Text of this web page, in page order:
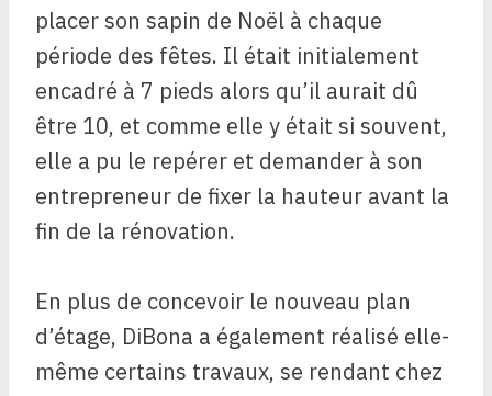
placer son sapin de Noël à chaque
période des fêtes. Il était initialement
encadré à 7 pieds alors qu’il aurait dû
être 10, et comme elle y était si souvent,
elle a pu le repérer et demander à son
entrepreneur de fixer la hauteur avant la
fin de la rénovation.
En plus de concevoir le nouveau plan
d’étage, DiBona a également réalisé elle-
même certains travaux, se rendant chez